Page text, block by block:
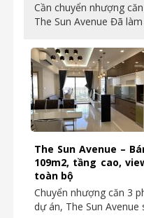
Cần chuyển nhượng
The Sun Avenue Đã
The Sun Avenue –
109m2, tầng cao,
toàn bộ
Chuyển nhượng căn 3
dự án, The Sun